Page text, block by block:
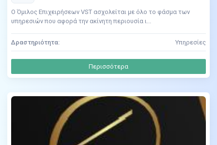
Ο Όμιλος Επιχειρήσεων VST ασχολείται με όλο το φάσμα των
υπηρεσιών που αφορά την ακίνητη περιουσία ι...
Δραστηριότητα: Υπηρεσίες
Περισσότερα